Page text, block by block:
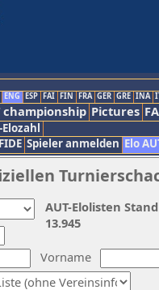
ENG ESP FAI FIN FRA GER GRE INA
championship Pictures
FIDE Spieler anmelden Elo
Vorname
AUT-Elolisten
13.945